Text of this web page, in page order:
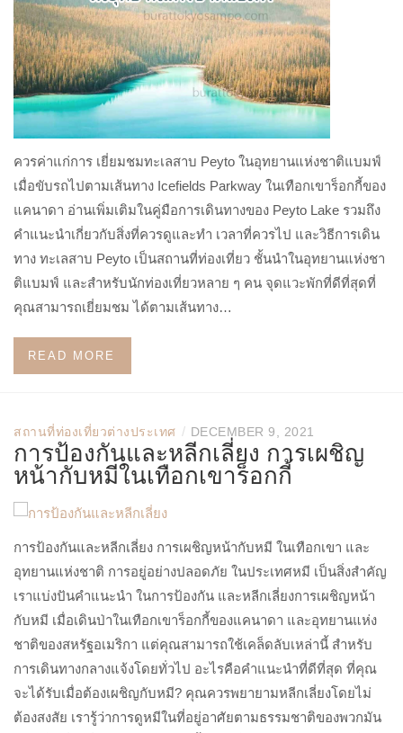
ควรค่าแก่การ เยี่ยมชมทะเลสาบ Peyto ในอุทยานแห่งชาติแบมฟ์
เมื่อขับรถไปตามเส้นทาง Icefields Parkway ในเทือกเขาร็อกกี้ของ
แคนาดา อ่านเพิ่มเติมในคู่มือการเดินทางของ Peyto Lake รวมถึง
คำแนะนำเกี่ยวกับสิ่งที่ควรดูและทำ เวลาที่ควรไป และวิธีการเดิน
ทาง ทะเลสาบ Peyto เป็นสถานที่ท่องเที่ยว ชั้นนำในอุทยานแห่งชา
ติแบมฟ์ และสำหรับนักท่องเที่ยวหลาย ๆ คน จุดแวะพักที่ดีที่สุดที่
คุณสามารถเยี่ยมชม ได้ตามเส้นทาง…
READ MORE
สถานที่ท่องเที่ยวต่างประเทศ / DECEMBER 9, 2021
การป้องกันและหลีกเลี่ยง การเผชิญ
หน้ากับหมีในเทือกเขาร็อกกี้
การป้องกันและหลีกเลี่ยง การเผชิญหน้ากับหมี ในเทือกเขา และ
อุทยานแห่งชาติ การอยู่อย่างปลอดภัย ในประเทศหมี เป็นสิ่งสำคัญ
เราแบ่งปันคำแนะนำ ในการป้องกัน และหลีกเลี่ยงการเผชิญหน้า
กับหมี เมื่อเดินป่าในเทือกเขาร็อกกี้ของแคนาดา และอุทยานแห่ง
ชาติของสหรัฐอเมริกา แต่คุณสามารถใช้เคล็ดลับเหล่านี้ สำหรับ
การเดินทางกลางแจ้งโดยทั่วไป อะไรคือคำแนะนำที่ดีที่สุด ที่คุณ
จะได้รับเมื่อต้องเผชิญกับหมี? คุณควรพยายามหลีกเลี่ยงโดยไม่
ต้องสงสัย เรารู้ว่าการดูหมีในที่อยู่อาศัยตามธรรมชาติของพวกมัน